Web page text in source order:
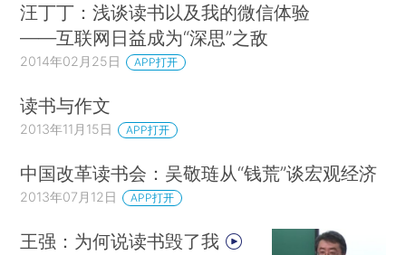
汪丁丁：浅谈读书以及我的微信体验
——互联网日益成为“深思”之敌
2014年02月25日 APP打开
读书与作文
2013年11月15日 APP打开
中国改革读书会：吴敬琏从“钱荒”谈宏观经济
2013年07月12日 APP打开
王强：为何说读书毁了我